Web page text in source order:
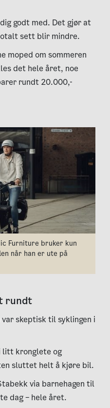
godt med. Det gjør at
sett blir mindre.
moped om sommeren
det hele året, noe
rundt 20.000,-
Furniture bruker kun
når han er ute på
rundt
skeptisk til syklingen i
litt kronglete og
sluttet helt å kjøre bil.
via barnehagen til
dag – hele året.